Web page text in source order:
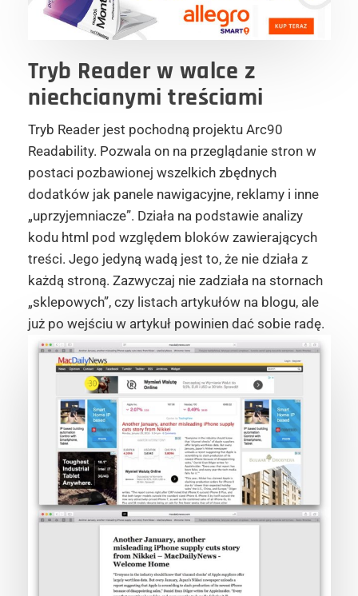
Tryb Reader w walce z
niechcianymi treściami
Tryb Reader jest pochodną projektu Arc90
Readability. Pozwala on na przeglądanie stron w
postaci pozbawionej wszelkich zbędnych
dodatków jak panele nawigacyjne, reklamy i inne
„uprzyjemniacze”. Działa na podstawie analizy
kodu html pod względem bloków zawierających
treści. Jego jedyną wadą jest to, że nie działa z
każdą stroną. Zazwyczaj nie zadziała na stornach
„sklepowych”, czy listach artykułów na blogu, ale
już po wejściu w artykuł powinien dać sobie radę.